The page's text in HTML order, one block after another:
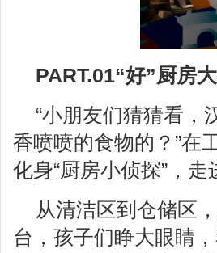
PART.01“好”厨房
“小朋友们猜猜看，
香喷喷的食物的？”在
化身“厨房小侦探”，
从清洁区到仓储区
台，孩子们睁大眼睛